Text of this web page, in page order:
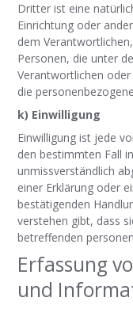
Dritter ist eine
Einrichtung oder
dem
Personen, die unter
Verantwortlichen
die
k) Einwilligung
Einwilligung ist jede
den bestimmten Fall
unmissverständlich
einer Erklärung oder
bestätigenden
verstehen gibt, dass
betreffenden
Erfassung
und